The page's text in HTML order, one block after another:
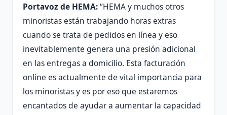
Portavoz de HEMA:“HEMA y muchos otros
minoristas están trabajando horas extras
cuando se trata de pedidos en línea y eso
inevitablemente genera una presión adicional
en las entregas a domicilio. Esta facturación
online es actualmente de vital importancia para
los minoristas y es por eso que estaremos
encantados de ayudar a aumentar la capacidad